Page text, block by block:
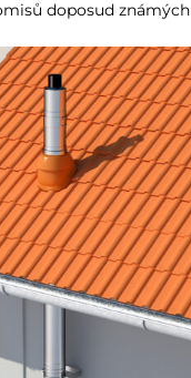
doposud známých